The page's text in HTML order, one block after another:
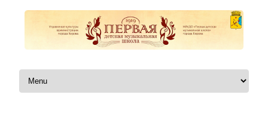
Перейти к содержимому